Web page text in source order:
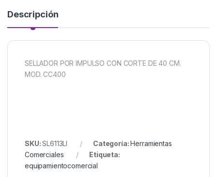
Descripción
SELLADOR POR IMPULSO CON CORTE DE 40 CM.
MOD. CC400
SKU:SL6113LI Categoría:Herramientas
Comerciales
Etiqueta:
equipamientocomercial